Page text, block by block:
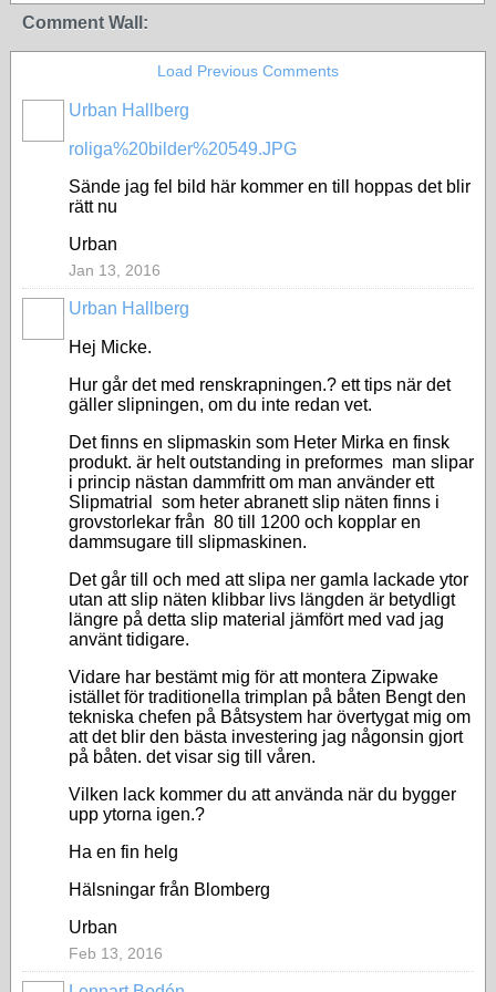
Comment Wall:
Load Previous Comments
Urban Hallberg
roliga%20bilder%20549.JPG
Sände jag fel bild här kommer en till hoppas det blir
rätt nu
Urban
Jan 13, 2016
Urban Hallberg
Hej Micke.
Hur går det med renskrapningen.? ett tips när det
gäller slipningen, om du inte redan vet.
Det finns en slipmaskin som Heter Mirka en finsk
produkt. är helt outstanding in preformes man slipar
i princip nästan dammfritt om man använder ett
Slipmatrial som heter abranett slip näten finns i
grovstorlekar från 80 till 1200 och kopplar en
dammsugare till slipmaskinen.
Det går till och med att slipa ner gamla lackade ytor
utan att slip näten klibbar livs längden är betydligt
längre på detta slip material jämfört med vad jag
använt tidigare.
Vidare har bestämt mig för att montera Zipwake
istället för traditionella trimplan på båten Bengt den
tekniska chefen på Båtsystem har övertygat mig om
att det blir den bästa investering jag någonsin gjort
på båten. det visar sig till våren.
Vilken lack kommer du att använda när du bygger
upp ytorna igen.?
Ha en fin helg
Hälsningar från Blomberg
Urban
Feb 13, 2016